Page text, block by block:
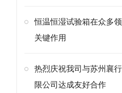
恒温恒湿试验箱在众多
关键作用
热烈庆祝我司与苏州襄
限公司达成友好合作